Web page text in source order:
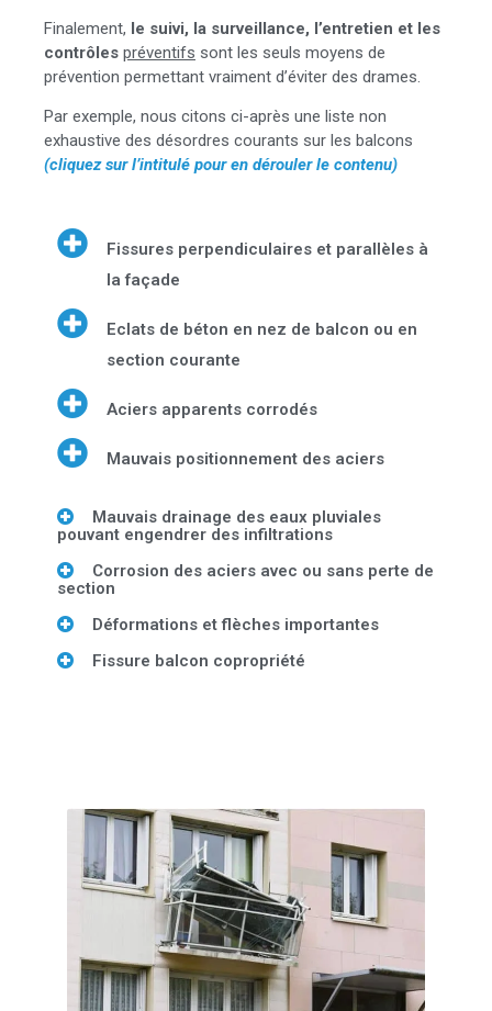
Finalement, le suivi, la surveillance, l’entretien et les
contrôles préventifs sont les seuls moyens de
prévention permettant vraiment d’éviter des drames.
Par exemple, nous citons ci-après une liste non
exhaustive des désordres courants sur les balcons
(cliquez sur l’intitulé pour en dérouler le contenu)
Fissures perpendiculaires et parallèles à
la façade
Eclats de béton en nez de balcon ou en
section courante
Aciers apparents corrodés
Mauvais positionnement des aciers
Mauvais drainage des eaux pluviales
pouvant engendrer des infiltrations
Corrosion des aciers avec ou sans perte de
section
Déformations et flèches importantes
Fissure balcon copropriété